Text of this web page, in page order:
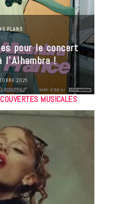
PLANS
pour le concert
l’Alhambra !
2025
MUSICALES